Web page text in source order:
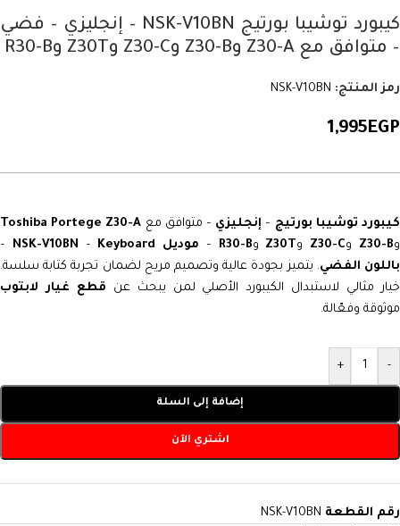
كيبورد توشيبا بورتيج NSK-V10BN – إنجليزي – فضي
– متوافق مع Z30-A وZ30-B وZ30-C وZ30T وR30-B
رمز المنتج: NSK-V10BN
1,995EGP
كيبورد توشيبا بورتيج – إنجليزي – متوافق مع Toshiba Portege Z30-A
وZ30-B وZ30-C و Z30T وR30-B
– موديل NSK-V10BN – Keyboard
–
باللون الفضي. يتميز بجودة عالية وتصميم مريح لضمان تجربة كتابة سلسة.
خيار مثالي لاستبدال الكيبورد الأصلي لمن يبحث عن قطع غيار لابتوب
موثوقة وفعّالة.
-
+
إضافة إلى السلة
اشتري الآن
رقم القطعة NSK-V10BN